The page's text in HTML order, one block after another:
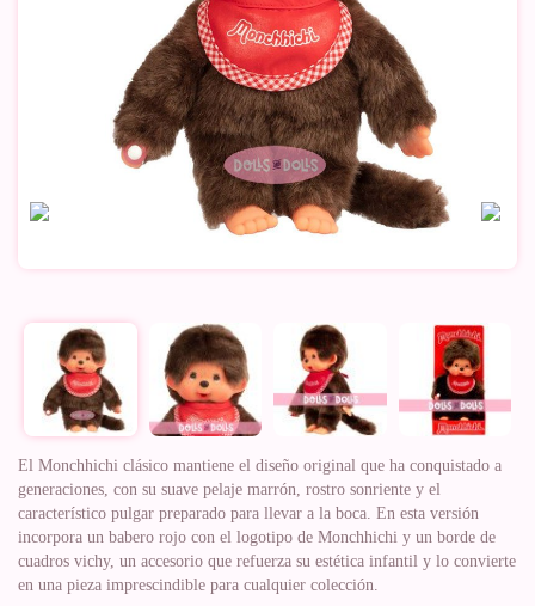
El Monchhichi clásico mantiene el diseño original que ha conquistado a
generaciones, con su suave pelaje marrón, rostro sonriente y el
característico pulgar preparado para llevar a la boca. En esta versión
incorpora un babero rojo con el logotipo de Monchhichi y un borde de
cuadros vichy, un accesorio que refuerza su estética infantil y lo convierte
en una pieza imprescindible para cualquier colección.